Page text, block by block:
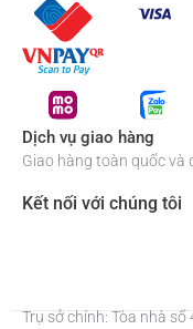
Dịch vụ giao hàng
Giao hàng toàn quốc và
Kết nối với chúng tôi
Trụ sở chính: Tòa nhà số